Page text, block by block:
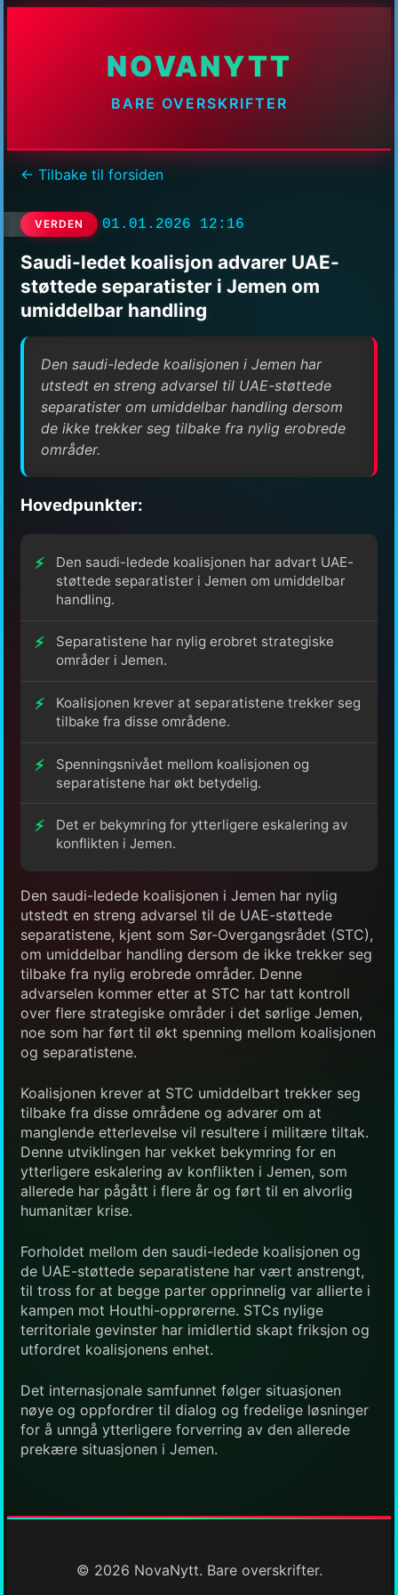
NOVANYTT
BARE OVERSKRIFTER
← Tilbake til forsiden
VERDEN 01.01.2026 12:16
Saudi-ledet koalisjon advarer UAE-
støttede separatister i Jemen om
umiddelbar handling
Den saudi-ledede koalisjonen i Jemen har
utstedt en streng advarsel til UAE-støttede
separatister om umiddelbar handling dersom
de ikke trekker seg tilbake fra nylig erobrede
områder.
Hovedpunkter:
Den saudi-ledede koalisjonen har advart UAE-
støttede separatister i Jemen om umiddelbar
handling.
Separatistene har nylig erobret strategiske
områder i Jemen.
Koalisjonen krever at separatistene trekker seg
tilbake fra disse områdene.
Spenningsnivået mellom koalisjonen og
separatistene har økt betydelig.
Det er bekymring for ytterligere eskalering av
konflikten i Jemen.
Den saudi-ledede koalisjonen i Jemen har nylig
utstedt en streng advarsel til de UAE-støttede
separatistene, kjent som Sør-Overgangsrådet (STC),
om umiddelbar handling dersom de ikke trekker seg
tilbake fra nylig erobrede områder. Denne
advarselen kommer etter at STC har tatt kontroll
over flere strategiske områder i det sørlige Jemen,
noe som har ført til økt spenning mellom koalisjonen
og separatistene.
Koalisjonen krever at STC umiddelbart trekker seg
tilbake fra disse områdene og advarer om at
manglende etterlevelse vil resultere i militære tiltak.
Denne utviklingen har vekket bekymring for en
ytterligere eskalering av konflikten i Jemen, som
allerede har pågått i flere år og ført til en alvorlig
humanitær krise.
Forholdet mellom den saudi-ledede koalisjonen og
de UAE-støttede separatistene har vært anstrengt,
til tross for at begge parter opprinnelig var allierte i
kampen mot Houthi-opprørerne. STCs nylige
territoriale gevinster har imidlertid skapt friksjon og
utfordret koalisjonens enhet.
Det internasjonale samfunnet følger situasjonen
nøye og oppfordrer til dialog og fredelige løsninger
for å unngå ytterligere forverring av den allerede
prekære situasjonen i Jemen.
© 2026 NovaNytt. Bare overskrifter.